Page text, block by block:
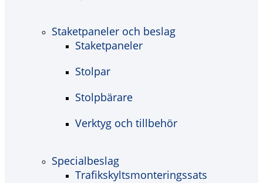
Staketpaneler och beslag
Staketpaneler
Stolpar
Stolpbärare
Verktyg och tillbehör
Specialbeslag
Trafikskyltsmonteringssats